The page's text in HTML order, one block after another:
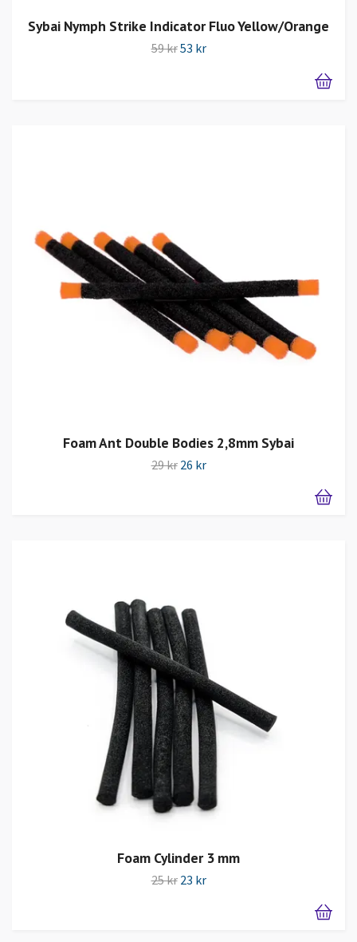
Sybai Nymph Strike Indicator Fluo Yellow/Orange
59 kr53 kr
Foam Ant Double Bodies 2,8mm Sybai
29 kr 26 kr
Foam Cylinder 3 mm
25 kr 23 kr